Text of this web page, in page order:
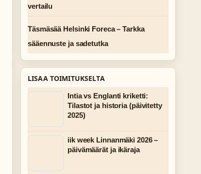
vertailu
Täsmäsää Helsinki Foreca – Tarkka
sääennuste ja sadetutka
LISAA TOIMITUKSELTA
Intia vs Englanti kriketti:
Tilastot ja historia (päivitetty
2025)
iik week Linnanmäki 2026 –
päivämäärät ja ikäraja